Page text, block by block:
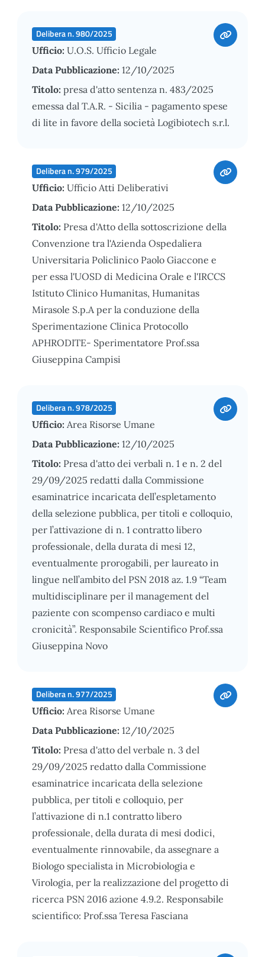
Delibera n. 980/2025
Ufficio: U.O.S. Ufficio Legale
Data Pubblicazione: 12/10/2025
Titolo: presa d'atto sentenza n. 483/2025
emessa dal T.A.R. - Sicilia - pagamento spese
di lite in favore della società Logibiotech s.r.l.
Delibera n. 979/2025
Ufficio: Ufficio Atti Deliberativi
Data Pubblicazione: 12/10/2025
Titolo: Presa d'Atto della sottoscrizione della
Convenzione tra l'Azienda Ospedaliera
Universitaria Policlinico Paolo Giaccone e
per essa l'UOSD di Medicina Orale e l'IRCCS
Istituto Clinico Humanitas, Humanitas
Mirasole S.p.A per la conduzione della
Sperimentazione Clinica Protocollo
APHRODITE- Sperimentatore Prof.ssa
Giuseppina Campisi
Delibera n. 978/2025
Ufficio: Area Risorse Umane
Data Pubblicazione: 12/10/2025
Titolo: Presa d'atto dei verbali n. 1 e n. 2 del
29/09/2025 redatti dalla Commissione
esaminatrice incaricata dell’espletamento
della selezione pubblica, per titoli e colloquio,
per l’attivazione di n. 1 contratto libero
professionale, della durata di mesi 12,
eventualmente prorogabili, per laureato in
lingue nell’ambito del PSN 2018 az. 1.9 “Team
multidisciplinare per il management del
paziente con scompenso cardiaco e multi
cronicità”. Responsabile Scientifico Prof.ssa
Giuseppina Novo
Delibera n. 977/2025
Ufficio: Area Risorse Umane
Data Pubblicazione: 12/10/2025
Titolo: Presa d'atto del verbale n. 3 del
29/09/2025 redatto dalla Commissione
esaminatrice incaricata della selezione
pubblica, per titoli e colloquio, per
l’attivazione di n.1 contratto libero
professionale, della durata di mesi dodici,
eventualmente rinnovabile, da assegnare a
Biologo specialista in Microbiologia e
Virologia, per la realizzazione del progetto di
ricerca PSN 2016 azione 4.9.2. Responsabile
scientifico: Prof.ssa Teresa Fasciana